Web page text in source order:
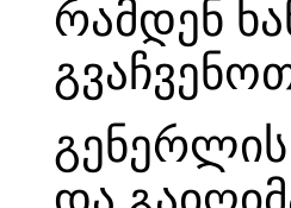
რამდენ
გენერლის